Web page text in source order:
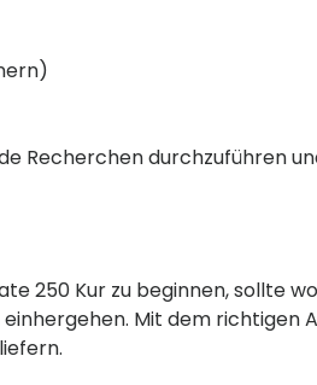
Recherchen durchzuführen
250 Kur zu beginnen, sollte
Mit dem richtigen